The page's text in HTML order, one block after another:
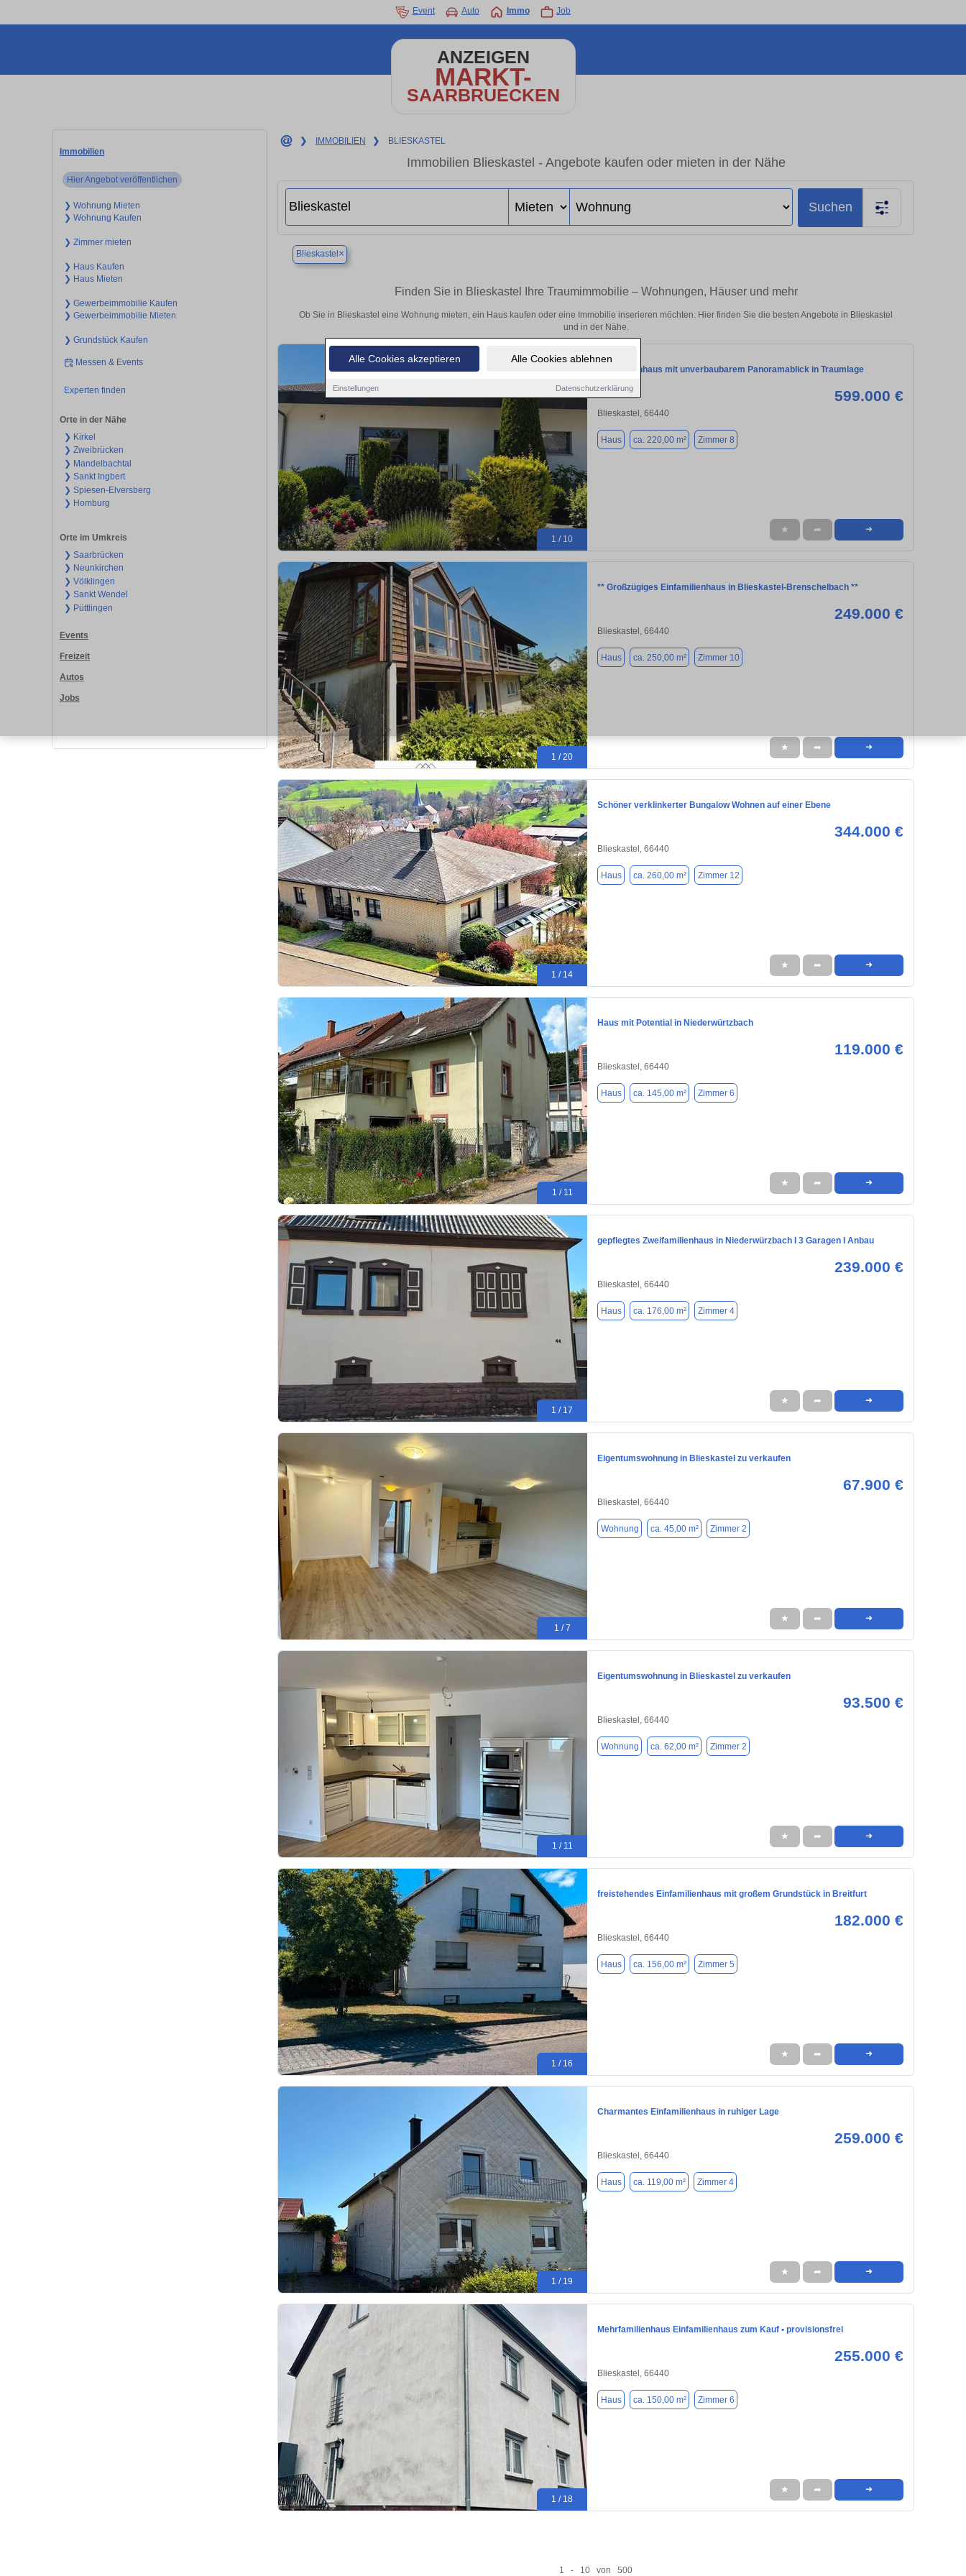
Alle Cookies akzeptieren Alle Cookies ablehnen
Einstellungen Datenschutzerklärung
Event Auto Immo Job
ANZEIGEN
MARKT-
SAARBRUECKEN
Immobilien
Hier Angebot veröffentlichen
❯ Wohnung Mieten
❯ Wohnung Kaufen
❯ Zimmer mieten
❯ Haus Kaufen
❯ Haus Mieten
❯ Gewerbeimmobilie Kaufen
❯ Gewerbeimmobilie Mieten
❯ Grundstück Kaufen
Messen & Events
Experten finden
Orte in der Nähe
❯ Kirkel
❯ Zweibrücken
❯ Mandelbachtal
❯ Sankt Ingbert
❯ Spiesen-Elversberg
❯ Homburg
Orte im Umkreis
❯ Saarbrücken
❯ Neunkirchen
❯ Völklingen
❯ Sankt Wendel
❯ Püttlingen
Events
Freizeit
Autos
Jobs
❯ IMMOBILIEN ❯ BLIESKASTEL
Immobilien Blieskastel - Angebote kaufen oder mieten in der Nähe
Suchen
Blieskastel ×
Finden Sie in Blieskastel Ihre Traumimmobilie – Wohnungen, Häuser und mehr
Ob Sie in Blieskastel eine Wohnung mieten, ein Haus kaufen oder eine Immobilie inserieren möchten: Hier finden Sie die besten Angebote in Blieskastel
und in der Nähe.
1 / 10
Einfamilienhaus mit unverbaubarem Panoramablick in Traumlage
599.000 €
Blieskastel, 66440
Haus ca. 220,00 m² Zimmer 8
★ ➦ ➜
1 / 20
** Großzügiges Einfamilienhaus in Blieskastel-Brenschelbach **
249.000 €
Blieskastel, 66440
Haus ca. 250,00 m² Zimmer 10
★ ➦ ➜
1 / 14
Schöner verklinkerter Bungalow Wohnen auf einer Ebene
344.000 €
Blieskastel, 66440
Haus ca. 260,00 m² Zimmer 12
★ ➦ ➜
1 / 11
Haus mit Potential in Niederwürtzbach
119.000 €
Blieskastel, 66440
Haus ca. 145,00 m² Zimmer 6
★ ➦ ➜
1 / 17
gepflegtes Zweifamilienhaus in Niederwürzbach I 3 Garagen I Anbau
239.000 €
Blieskastel, 66440
Haus ca. 176,00 m² Zimmer 4
★ ➦ ➜
1 / 7
Eigentumswohnung in Blieskastel zu verkaufen
67.900 €
Blieskastel, 66440
Wohnung ca. 45,00 m² Zimmer 2
★ ➦ ➜
1 / 11
Eigentumswohnung in Blieskastel zu verkaufen
93.500 €
Blieskastel, 66440
Wohnung ca. 62,00 m² Zimmer 2
★ ➦ ➜
1 / 16
freistehendes Einfamilienhaus mit großem Grundstück in Breitfurt
182.000 €
Blieskastel, 66440
Haus ca. 156,00 m² Zimmer 5
★ ➦ ➜
1 / 19
Charmantes Einfamilienhaus in ruhiger Lage
259.000 €
Blieskastel, 66440
Haus ca. 119,00 m² Zimmer 4
★ ➦ ➜
1 / 18
Mehrfamilienhaus Einfamilienhaus zum Kauf • provisionsfrei
255.000 €
Blieskastel, 66440
Haus ca. 150,00 m² Zimmer 6
★ ➦ ➜
1 - 10 von 500